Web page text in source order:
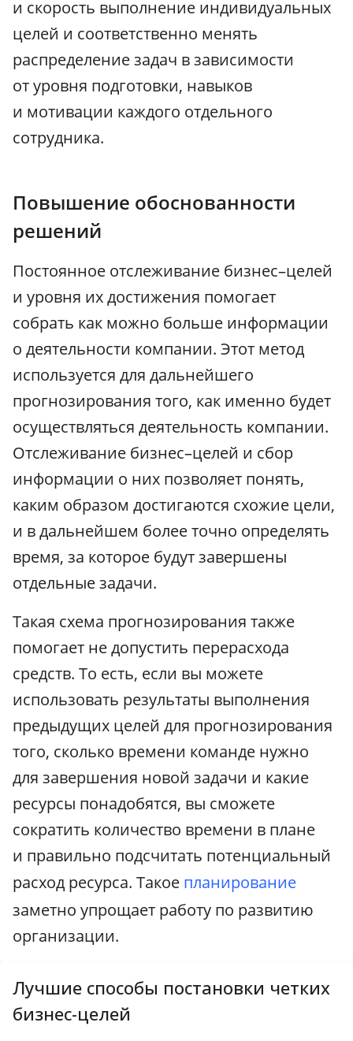
и скорость выполнение индивидуальных
целей и соответственно менять
распределение задач в зависимости
от уровня подготовки, навыков
и мотивации каждого отдельного
сотрудника.
Повышение обоснованности
решений
Постоянное отслеживание бизнес–целей
и уровня их достижения помогает
собрать как можно больше информации
о деятельности компании. Этот метод
используется для дальнейшего
прогнозирования того, как именно будет
осуществляться деятельность компании.
Отслеживание бизнес–целей и сбор
информации о них позволяет понять,
каким образом достигаются схожие цели,
и в дальнейшем более точно определять
время, за которое будут завершены
отдельные задачи.
Такая схема прогнозирования также
помогает не допустить перерасхода
средств. То есть, если вы можете
использовать результаты выполнения
предыдущих целей для прогнозирования
того, сколько времени команде нужно
для завершения новой задачи и какие
ресурсы понадобятся, вы сможете
сократить количество времени в плане
и правильно подсчитать потенциальный
расход ресурса. Такое планирование
заметно упрощает работу по развитию
организации.
Лучшие способы постановки четких
бизнес-целей